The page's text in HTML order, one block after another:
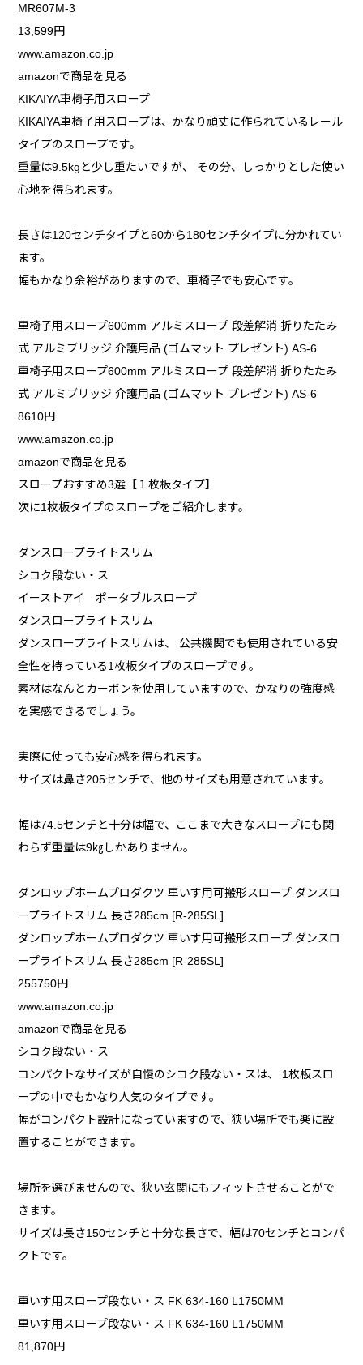
MR607M-3
13,599円
www.amazon.co.jp
amazonで商品を見る
KIKAIYA車椅子用スロープ
KIKAIYA車椅子用スロープは、かなり頑丈に作られているレール
タイプのスロープです。
重量は9.5kgと少し重たいですが、 その分、しっかりとした使い
心地を得られます。
長さは120センチタイプと60から180センチタイプに分かれてい
ます。
幅もかなり余裕がありますので、車椅子でも安心です。
車椅子用スロープ600mm アルミスロープ 段差解消 折りたたみ
式 アルミブリッジ 介護用品 (ゴムマット プレゼント) AS-6
車椅子用スロープ600mm アルミスロープ 段差解消 折りたたみ
式 アルミブリッジ 介護用品 (ゴムマット プレゼント) AS-6
8610円
www.amazon.co.jp
amazonで商品を見る
スロープおすすめ3選【１枚板タイプ】
次に1枚板タイプのスロープをご紹介します。
ダンスロープライトスリム
シコク段ない・ス
イーストアイ ポータブルスロープ
ダンスロープライトスリム
ダンスロープライトスリムは、 公共機関でも使用されている安
全性を持っている1枚板タイプのスロープです。
素材はなんとカーボンを使用していますので、かなりの強度感
を実感できるでしょう。
実際に使っても安心感を得られます。
サイズは鼻さ205センチで、他のサイズも用意されています。
幅は74.5センチと十分は幅で、ここまで大きなスロープにも関
わらず重量は9㎏しかありません。
ダンロップホームプロダクツ 車いす用可搬形スロープ ダンスロ
ープライトスリム 長さ285cm [R-285SL]
ダンロップホームプロダクツ 車いす用可搬形スロープ ダンスロ
ープライトスリム 長さ285cm [R-285SL]
255750円
www.amazon.co.jp
amazonで商品を見る
シコク段ない・ス
コンパクトなサイズが自慢のシコク段ない・スは、 1枚板スロ
ープの中でもかなり人気のタイプです。
幅がコンパクト設計になっていますので、狭い場所でも楽に設
置することができます。
場所を選びませんので、狭い玄関にもフィットさせることがで
きます。
サイズは長さ150センチと十分な長さで、幅は70センチとコンパ
クトです。
車いす用スロープ段ない・ス FK 634-160 L1750MM
車いす用スロープ段ない・ス FK 634-160 L1750MM
81,870円